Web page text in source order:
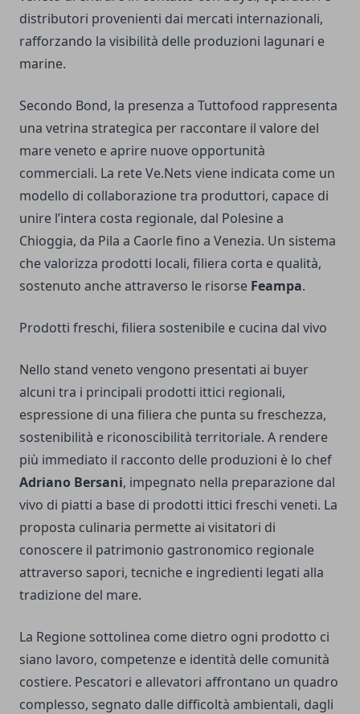
distributori provenienti dai mercati internazionali,
rafforzando la visibilità delle produzioni lagunari e
marine.
Secondo Bond, la presenza a Tuttofood rappresenta
una vetrina strategica per raccontare il valore del
mare veneto e aprire nuove opportunità
commerciali. La rete Ve.Nets viene indicata come un
modello di collaborazione tra produttori, capace di
unire l’intera costa regionale, dal Polesine a
Chioggia, da Pila a Caorle fino a Venezia. Un sistema
che valorizza prodotti locali, filiera corta e qualità,
sostenuto anche attraverso le risorse Feampa.
Prodotti freschi, filiera sostenibile e cucina dal vivo
Nello stand veneto vengono presentati ai buyer
alcuni tra i principali prodotti ittici regionali,
espressione di una filiera che punta su freschezza,
sostenibilità e riconoscibilità territoriale. A rendere
più immediato il racconto delle produzioni è lo chef
Adriano Bersani, impegnato nella preparazione dal
vivo di piatti a base di prodotti ittici freschi veneti. La
proposta culinaria permette ai visitatori di
conoscere il patrimonio gastronomico regionale
attraverso sapori, tecniche e ingredienti legati alla
tradizione del mare.
La Regione sottolinea come dietro ogni prodotto ci
siano lavoro, competenze e identità delle comunità
costiere. Pescatori e allevatori affrontano un quadro
complesso, segnato dalle difficoltà ambientali, dagli